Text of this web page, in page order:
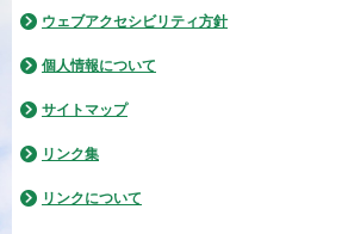
ウェブアクセシビリティ方針
個人情報について
サイトマップ
リンク集
リンクについて